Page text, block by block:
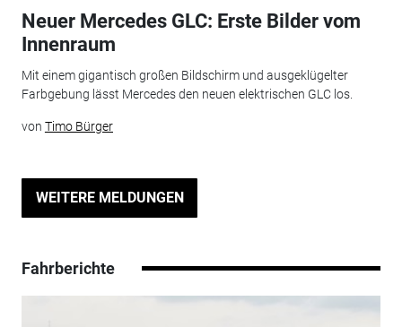
Neuer Mercedes GLC: Erste Bilder vom
Innenraum
Mit einem gigantisch großen Bildschirm und ausgeklügelter
Farbgebung lässt Mercedes den neuen elektrischen GLC los.
von Timo Bürger
WEITERE MELDUNGEN
Fahrberichte